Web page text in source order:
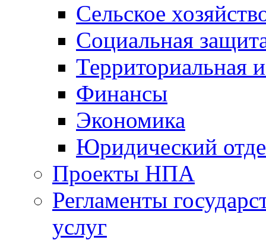
Сельское
Социальная
Территориальная
Финансы
Экономика
Юридический
Проекты НПА
Регламенты
услуг